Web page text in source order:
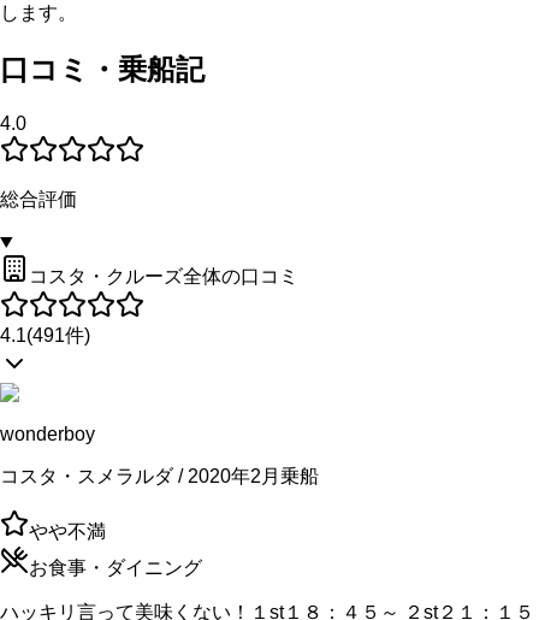
します。
口コミ・乗船記
4.0
総合評価
コスタ・クルーズ全体の口コミ
4.1(491件)
wonderboy
コスタ・スメラルダ / 2020年2月乗船
やや不満
お食事・ダイニング
ハッキリ言って美味くない！１st１８：４５～ ２st２１：１５